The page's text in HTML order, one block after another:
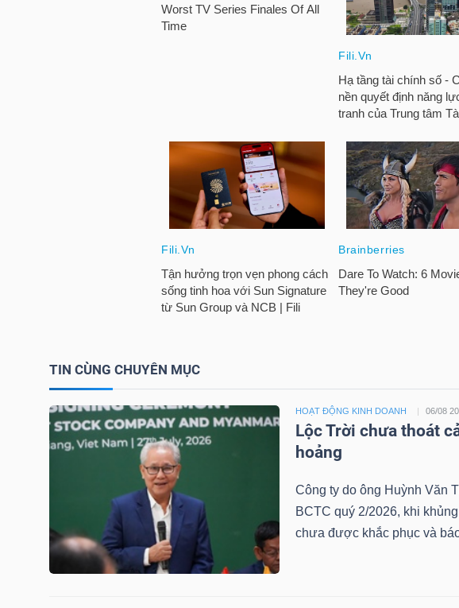
TIN CÙNG CHUYÊN MỤC
HOẠT ĐỘNG KINH DOANH 06/08
Lộc Trời chưa thoát
hoảng
Công ty do ông Huỳnh Văn
BCTC quý 2/2026, khi
chưa được khắc phục và
CHÍNH
PHÂN